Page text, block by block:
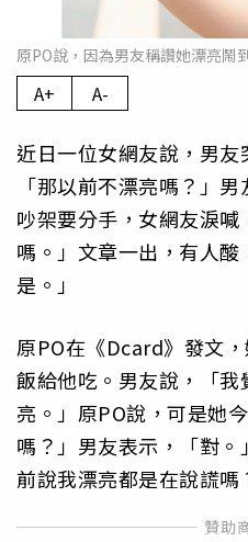
原PO說，因為男友稱讚她漂亮鬧
A+ A-
近日一位女網友說，男
「那以前不漂亮嗎？」
吵架要分手，女網友淚
嗎。」文章一出，有人
是。」
原PO在《Dcard》發文
飯給他吃。男友說，「
亮。」原PO說，可是她
嗎？」男友表示，「對
前說我漂亮都是在說謊嗎